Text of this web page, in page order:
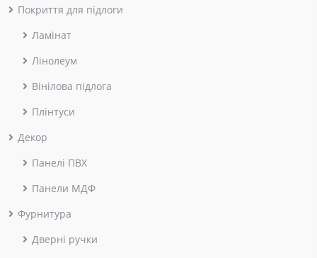
Покриття для підлоги
Ламінат
Лінолеум
Вінілова підлога
Плінтуси
Декор
Панелі ПВХ
Панели МДФ
Фурнитура
Дверні ручки